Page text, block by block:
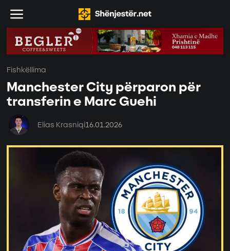
Fishkëllima
Manchester City përparon për
transferin e Marc Guehi
Elias Krasniqi16.01.2026